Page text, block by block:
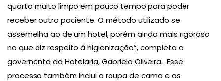
quarto muito limpo em pouco tempo para poder
receber outro paciente. O método utilizado se
assemelha ao de um hotel, porém ainda mais rigoroso
no que diz respeito à higienização”, completa a
governanta da Hotelaria, Gabriela Oliveira. Esse
processo também inclui a roupa de cama e as